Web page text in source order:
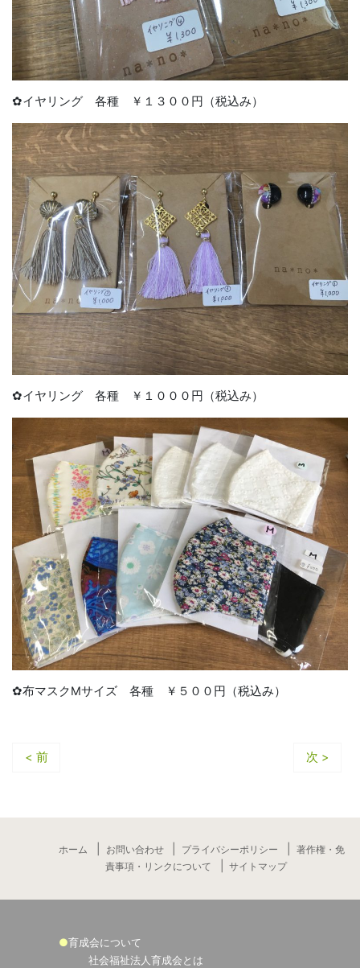
✿イヤリング 各種 ￥１３００円（税込み）
✿イヤリング 各種 ￥１０００円（税込み）
✿布マスクMサイズ 各種 ￥５００円（税込み）
< 前 次 >
ホーム お問い合わせ プライバシーポリシー
著作権・免
責事項・リンクについて
サイトマップ
育成会について
社会福祉法人育成会とは